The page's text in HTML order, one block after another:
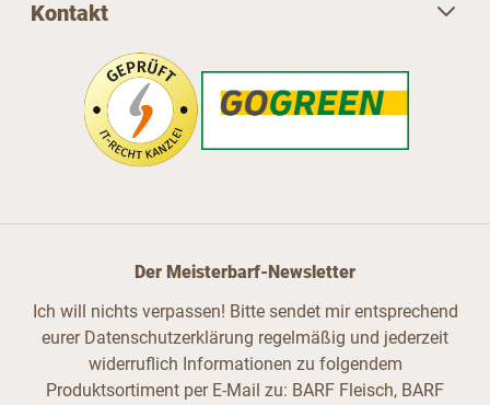
Kontakt
Der Meisterbarf-Newsletter
Ich will nichts verpassen! Bitte sendet mir entsprechend
eurer Datenschutzerklärung regelmäßig und jederzeit
widerruflich Informationen zu folgendem
Produktsortiment per E-Mail zu: BARF Fleisch, BARF